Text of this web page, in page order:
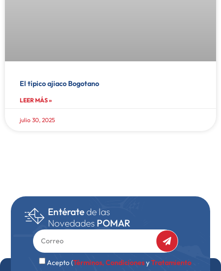
El típico ajiaco Bogotano
LEER MÁS »
julio 30, 2025
Entérate de las
NovedadesPOMAR
Acepto (Términos, CondicionesyTratamiento